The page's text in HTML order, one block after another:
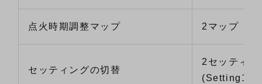
点火時期調整マップ 2マップ
セッティングの切替
2セッティ
(Setting1/